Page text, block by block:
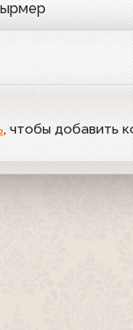
, чтобы добавить